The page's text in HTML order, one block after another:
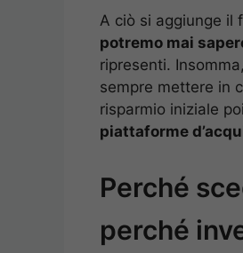
A ciò si aggiunge il
potremo mai
ripresenti.
sempre mettere in
risparmio iniziale
piattaforme
Perché
perché